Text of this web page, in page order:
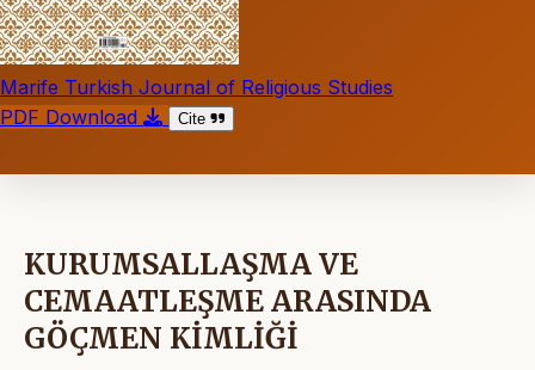
Marife Turkish Journal of Religious Studies
PDF Download
Cite
KURUMSALLAŞMA VE
CEMAATLEŞME ARASINDA
GÖÇMEN KİMLİĞİ